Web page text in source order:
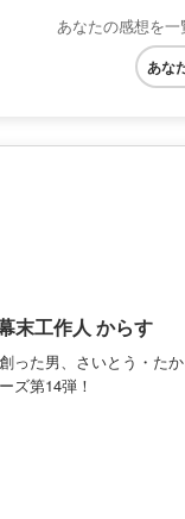
あなたの感想を一
あな
末工作人 からす
った男、さいとう・た
ズ第14弾！